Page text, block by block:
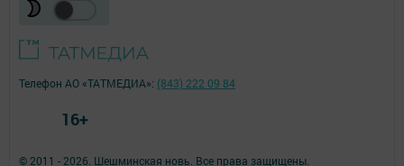
© 2011 - 2026. Шешминская новь. Все права защищены.
Телефон АО «ТАТМЕДИА»: (843) 222 09 84
16+